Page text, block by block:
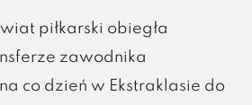
piłkarski obiegła
zawodnika
co dzień w Ekstraklasie do